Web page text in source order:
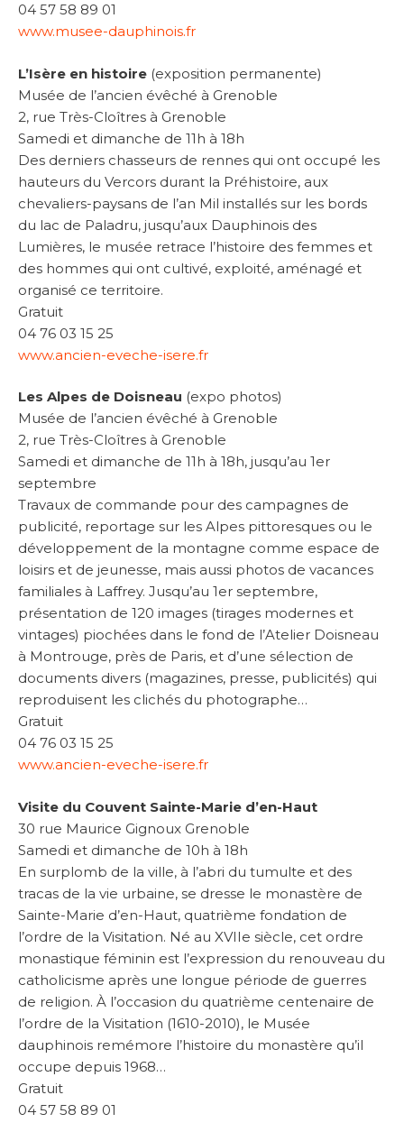
04 57 58 89 01
www.musee-dauphinois.fr
L’Isère en histoire (exposition permanente)
Musée de l’ancien évêché à Grenoble
2, rue Très-Cloîtres à Grenoble
Samedi et dimanche de 11h à 18h
Des derniers chasseurs de rennes qui ont occupé les
hauteurs du Vercors durant la Préhistoire, aux
chevaliers-paysans de l’an Mil installés sur les bords
du lac de Paladru, jusqu’aux Dauphinois des
Lumières, le musée retrace l’histoire des femmes et
des hommes qui ont cultivé, exploité, aménagé et
organisé ce territoire.
Gratuit
04 76 03 15 25
www.ancien-eveche-isere.fr
Les Alpes de Doisneau (expo photos)
Musée de l’ancien évêché à Grenoble
2, rue Très-Cloîtres à Grenoble
Samedi et dimanche de 11h à 18h, jusqu’au 1er
septembre
Travaux de commande pour des campagnes de
publicité, reportage sur les Alpes pittoresques ou le
développement de la montagne comme espace de
loisirs et de jeunesse, mais aussi photos de vacances
familiales à Laffrey. Jusqu’au 1er septembre,
présentation de 120 images (tirages modernes et
vintages) piochées dans le fond de l’Atelier Doisneau
à Montrouge, près de Paris, et d’une sélection de
documents divers (magazines, presse, publicités) qui
reproduisent les clichés du photographe…
Gratuit
04 76 03 15 25
www.ancien-eveche-isere.fr
Visite du Couvent Sainte-Marie d’en-Haut
30 rue Maurice Gignoux Grenoble
Samedi et dimanche de 10h à 18h
En surplomb de la ville, à l’abri du tumulte et des
tracas de la vie urbaine, se dresse le monastère de
Sainte-Marie d’en-Haut, quatrième fondation de
l’ordre de la Visitation. Né au XVIIe siècle, cet ordre
monastique féminin est l’expression du renouveau du
catholicisme après une longue période de guerres
de religion. À l’occasion du quatrième centenaire de
l’ordre de la Visitation (1610-2010), le Musée
dauphinois remémore l’histoire du monastère qu’il
occupe depuis 1968…
Gratuit
04 57 58 89 01